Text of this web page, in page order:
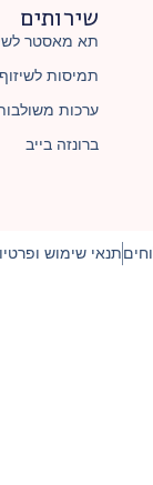
שירותים
תא מאסטר
תמיסות
ערכות
ברונזה בייב
תנאי שימוש